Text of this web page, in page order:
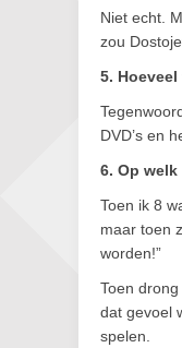
Niet echt.
zou
5.
DVD’s en
6. Op
Toen ik 8
maar toen
worden!”
Toen
dat gevoel
spelen.